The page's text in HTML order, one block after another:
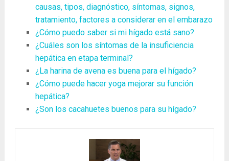
causas, tipos, diagnóstico, síntomas, signos,
tratamiento, factores a considerar en el embarazo
¿Cómo puedo saber si mi hígado está sano?
¿Cuáles son los síntomas de la insuficiencia
hepática en etapa terminal?
¿La harina de avena es buena para el hígado?
¿Cómo puede hacer yoga mejorar su función
hepática?
¿Son los cacahuetes buenos para su hígado?